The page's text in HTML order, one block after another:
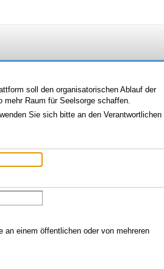
soll den organisatorischen Ablauf der
mehr Raum für Seelsorge schaffen.
Sie sich bitte an den Verantwortlichen
an einem öffentlichen oder von mehreren